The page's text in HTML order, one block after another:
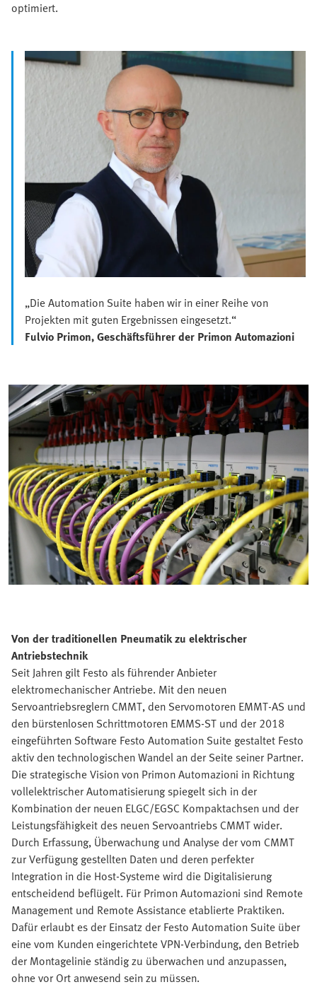
optimiert.
„Die Automation Suite haben wir in einer Reihe von
Projekten mit guten Ergebnissen eingesetzt.“
Fulvio Primon, Geschäftsführer der Primon Automazioni
Von der traditionellen Pneumatik zu elektrischer
Antriebstechnik
Seit Jahren gilt Festo als führender Anbieter
elektromechanischer Antriebe. Mit den neuen
Servoantriebsreglern CMMT, den Servomotoren EMMT-AS und
den bürstenlosen Schrittmotoren EMMS-ST und der 2018
eingeführten Software Festo Automation Suite gestaltet Festo
aktiv den technologischen Wandel an der Seite seiner Partner.
Die strategische Vision von Primon Automazioni in Richtung
vollelektrischer Automatisierung spiegelt sich in der
Kombination der neuen ELGC/EGSC Kompaktachsen und der
Leistungsfähigkeit des neuen Servoantriebs CMMT wider.
Durch Erfassung, Überwachung und Analyse der vom CMMT
zur Verfügung gestellten Daten und deren perfekter
Integration in die Host-Systeme wird die Digitalisierung
entscheidend beflügelt. Für Primon Automazioni sind Remote
Management und Remote Assistance etablierte Praktiken.
Dafür erlaubt es der Einsatz der Festo Automation Suite über
eine vom Kunden eingerichtete VPN-Verbindung, den Betrieb
der Montagelinie ständig zu überwachen und anzupassen,
ohne vor Ort anwesend sein zu müssen.